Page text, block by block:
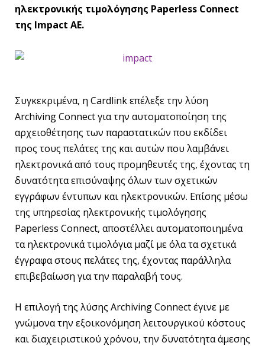
ηλεκτρονικής τιμολόγησης Paperless Connect
της Impact AE.
Συγκεκριμένα, η Cardlink επέλεξε την λύση
Archiving Connect για την αυτοματοποίηση της
αρχειοθέτησης των παραστατικών που εκδίδει
προς τους πελάτες της και αυτών που λαμβάνει
ηλεκτρονικά από τους προμηθευτές της, έχοντας τη
δυνατότητα επισύναψης όλων των σχετικών
εγγράφων έντυπων και ηλεκτρονικών. Επίσης μέσω
της υπηρεσίας ηλεκτρονικής τιμολόγησης
Paperless Connect, αποστέλλει αυτοματοποιημένα
τα ηλεκτρονικά τιμολόγια μαζί με όλα τα σχετικά
έγγραφα στους πελάτες της, έχοντας παράλληλα
επιβεβαίωση για την παραλαβή τους.
Η επιλογή της λύσης Archiving Connect έγινε με
γνώμονα την εξοικονόμηση λειτουργικού κόστους
και διαχειριστικού χρόνου, την δυνατότητα άμεσης